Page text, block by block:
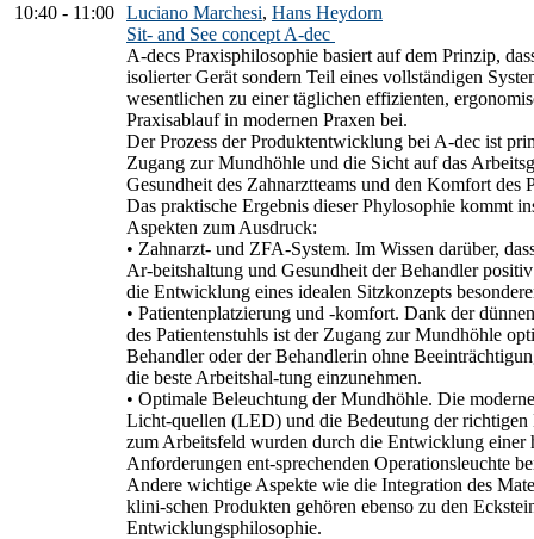
10:40 - 11:00 Luciano Marchesi, Hans Heydorn
Sit- and See concept A-dec
A-decs Praxisphilosophie basiert auf dem Prinzip,
isolierter Gerät sondern Teil eines vollständigen
wesentlichen zu einer täglichen effizienten,
Praxisablauf in modernen Praxen bei.
Der Prozess der Produktentwicklung bei A-dec ist
Zugang zur Mundhöhle und die Sicht auf das
Gesundheit des Zahnarztteams und den Komfort des
Das praktische Ergebnis dieser Phylosophie kommt
Aspekten zum Ausdruck:
• Zahnarzt- und ZFA-System. Im Wissen darüber,
Ar-beitshaltung und Gesundheit der Behandler
die Entwicklung eines idealen Sitzkonzepts
• Patientenplatzierung und -komfort. Dank der
des Patientenstuhls ist der Zugang zur Mundhöhle
Behandler oder der Behandlerin ohne
die beste Arbeitshal-tung einzunehmen.
• Optimale Beleuchtung der Mundhöhle. Die
Licht-quellen (LED) und die Bedeutung der richtigen
zum Arbeitsfeld wurden durch die Entwicklung einer
Anforderungen ent-sprechenden Operationsleuchte
Andere wichtige Aspekte wie die Integration des
klini-schen Produkten gehören ebenso zu den
Entwicklungsphilosophie.